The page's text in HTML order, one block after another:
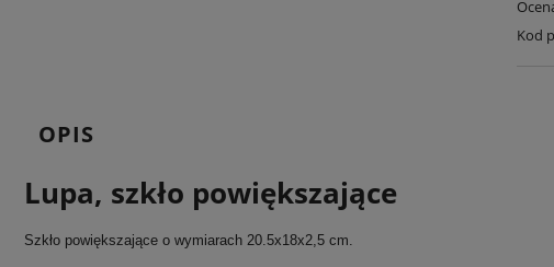
Kod
OPIS
Lupa, szkło powiększające
Szkło powiększające o wymiarach 20.5x18x2,5 cm.